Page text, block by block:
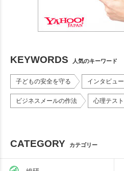
KEYWORDS 人気のキーワード
子どもの安全を守る インタビュー
ビジネスメールの作法 心理テスト
CATEGORY カテゴリー